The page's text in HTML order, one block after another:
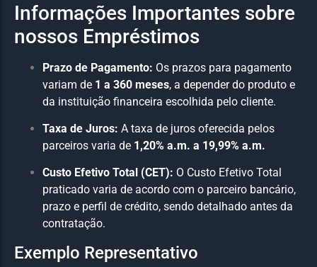
Informações Importantes sobre
nossos Empréstimos
Prazo de Pagamento: Os prazos para pagamento
variam de 1 a 360 meses, a depender do produto e
da instituição financeira escolhida pelo cliente.
Taxa de Juros: A taxa de juros oferecida pelos
parceiros varia de 1,20% a.m. a 19,99% a.m.
Custo Efetivo Total (CET): O Custo Efetivo Total
praticado varia de acordo com o parceiro bancário,
prazo e perfil de crédito, sendo detalhado antes da
contratação.
Exemplo Representativo